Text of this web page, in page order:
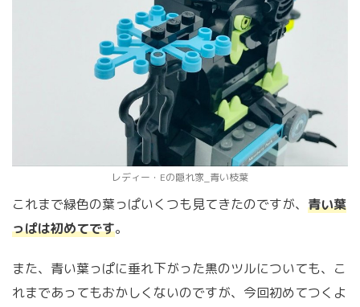
レディー・Eの隠れ家_青い枝葉
これまで緑色の葉っぱいくつも見てきたのですが、 青い葉
っぱは初めてです。
また、青い葉っぱに垂れ下がった黒のツルについても、こ
れまであってもおかしくないのですが、今回初めてつくよ